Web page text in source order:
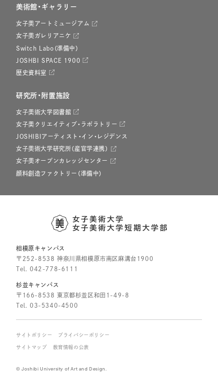
美術館・ギャラリー
女子美アートミュージアム
女子美ガレリアニケ
Switch Labo（準備中）
JOSHBI SPACE 1900
歴史資料室
研究所・附置施設
女子美術大学図書館
女子美クリエイティブ・ラボラトリー
JOSHIBIアーティスト・イン・レジデンス
女子美術大学研究所（産官学連携）
女子美オープンカレッジセンター
顔料創造ファクトリー（準備中）
相模原キャンパス
〒252-8538 神奈川県相模原市南区麻溝台1900
Tel. 042-778-6111
杉並キャンパス
〒166-8538 東京都杉並区和田1-49-8
Tel. 03-5340-4500
サイトポリシー プライバシーポリシー
サイトマップ 教育情報の公表
© Joshibi University of Art and Design.